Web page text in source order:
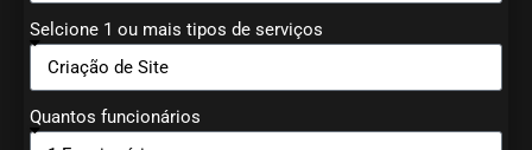
Selcione 1 ou mais tipos de serviços
Quantos funcionários